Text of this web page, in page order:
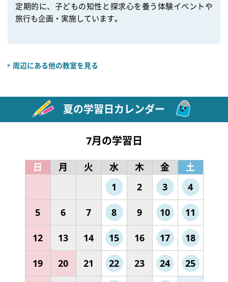
定期的に、子どもの知性と探求心を養う体験イベントや
旅行も企画・実施しています。
周辺にある他の教室を見る
夏の学習日カレンダー
7月の学習日
日 月 火 水 木 金
土
1
2 3 4
5 6 7 8 9 10 11
12 13 14 15 16 17 18
19 20 21 22 23 24 25